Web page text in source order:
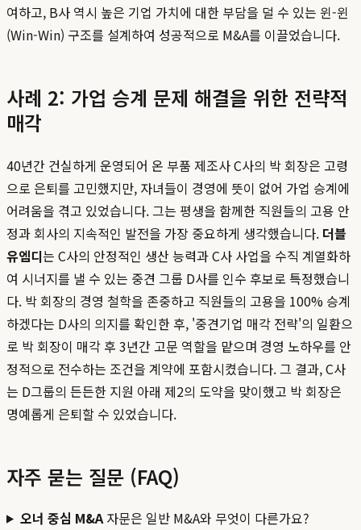
여하고, B사 역시 높은 기업 가치에 대한 부담을 덜 수 있는 윈-윈
(Win-Win) 구조를 설계하여 성공적으로 M&A를 이끌었습니다.
사례 2: 가업 승계 문제 해결을 위한 전략적
매각
40년간 건실하게 운영되어 온 부품 제조사 C사의 박 회장은 고령
으로 은퇴를 고민했지만, 자녀들이 경영에 뜻이 없어 가업 승계에
어려움을 겪고 있었습니다. 그는 평생을 함께한 직원들의 고용 안
정과 회사의 지속적인 발전을 가장 중요하게 생각했습니다. 더블
유엠디는 C사의 안정적인 생산 능력과 C사 사업을 수직 계열화하
여 시너지를 낼 수 있는 중견 그룹 D사를 인수 후보로 특정했습니
다. 박 회장의 경영 철학을 존중하고 직원들의 고용을 100% 승계
하겠다는 D사의 의지를 확인한 후, '중견기업 매각 전략'의 일환으
로 박 회장이 매각 후 3년간 고문 역할을 맡으며 경영 노하우를 안
정적으로 전수하는 조건을 계약에 포함시켰습니다. 그 결과, C사
는 D그룹의 든든한 지원 아래 제2의 도약을 맞이했고 박 회장은
명예롭게 은퇴할 수 있었습니다.
자주 묻는 질문 (FAQ)
오너 중심 M&A자문은 일반 M&A와 무엇이 다른가요?